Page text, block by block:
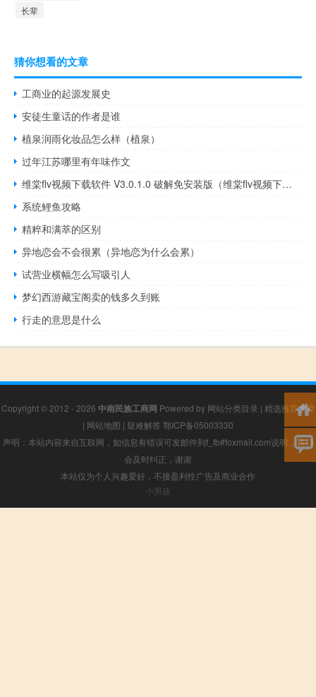
长辈
猜你想看的文章
工商业的起源发展史
安徒生童话的作者是谁
植泉润雨化妆品怎么样（植泉）
过年江苏哪里有年味作文
维棠flv视频下载软件 V3.0.1.0 破解免安装版（维棠flv视频下载软件 V3.0.1.0 破解免安装版功能简介）
系统鲤鱼攻略
精粹和满萃的区别
异地恋会不会很累（异地恋为什么会累）
试营业横幅怎么写吸引人
梦幻西游藏宝阁卖的钱多久到账
行走的意思是什么
Copyright © 2012 - 2026 中南民族工商网 Powered by 网站分类目录 | 精选推荐文章
| 网站地图 | 疑难解答 鄂ICP备05003330
声明：本站内容来自互联网，如信息有错误可发邮件到f_fb#foxmail.com说明，我们
会及时纠正，谢谢
本站仅为个人兴趣爱好，不接盈利性广告及商业合作
小男孩